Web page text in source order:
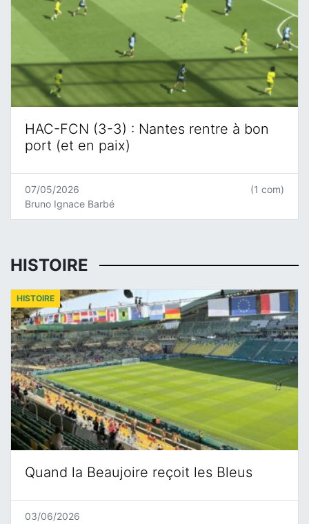
HAC-FCN (3-3) : Nantes rentre à bon
port (et en paix)
07/05/2026
Bruno Ignace Barbé
(1 com)
HISTOIRE
Quand la Beaujoire reçoit les Bleus
HISTOIRE
03/06/2026